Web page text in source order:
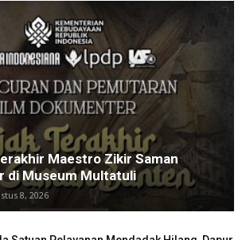
Maestro Zikir Saman
di Museum Multatuli
8, 2026